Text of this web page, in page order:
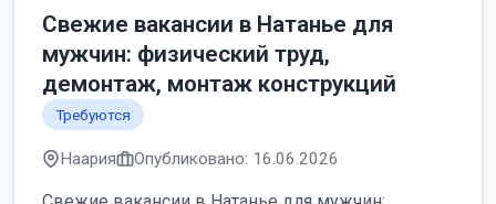
Свежие вакансии в Натанье для
мужчин: физический труд,
демонтаж, монтаж конструкций
Требуются
Наария Опубликовано: 16.06.2026